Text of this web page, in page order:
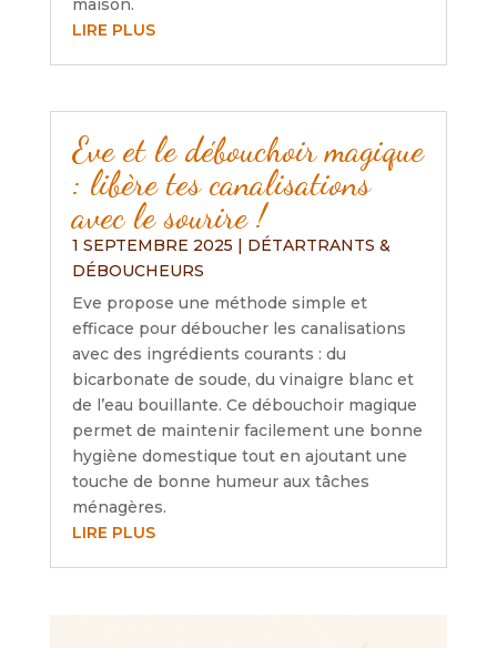
maison.
LIRE PLUS
Eve et le débouchoir magique
: libère tes canalisations
avec le sourire !
1 SEPTEMBRE 2025
DÉTARTRANTS &
DÉBOUCHEURS
Eve propose une méthode simple et
efficace pour déboucher les canalisations
avec des ingrédients courants : du
bicarbonate de soude, du vinaigre blanc et
de l’eau bouillante. Ce débouchoir magique
permet de maintenir facilement une bonne
hygiène domestique tout en ajoutant une
touche de bonne humeur aux tâches
ménagères.
LIRE PLUS